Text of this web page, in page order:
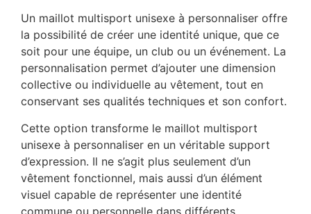
Un maillot multisport unisexe à personnaliser offre
la possibilité de créer une identité unique, que ce
soit pour une équipe, un club ou un événement. La
personnalisation permet d’ajouter une dimension
collective ou individuelle au vêtement, tout en
conservant ses qualités techniques et son confort.
Cette option transforme le maillot multisport
unisexe à personnaliser en un véritable support
d’expression. Il ne s’agit plus seulement d’un
vêtement fonctionnel, mais aussi d’un élément
visuel capable de représenter une identité
commune ou personnelle dans différents